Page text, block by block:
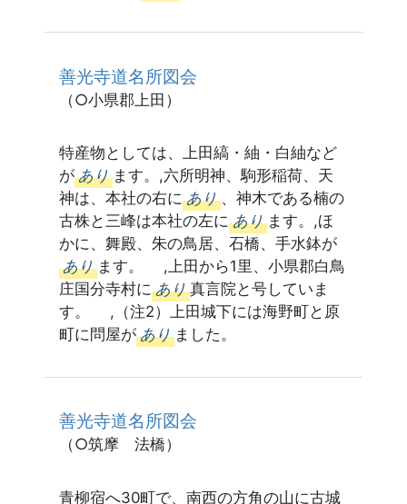
善光寺道名所図会
（○小県郡上田）
特産物としては、上田縞・紬・白紬など
が あり ます。,六所明神、駒形稲荷、天
神は、本社の右に あり 、神木である楠の
古株と三峰は本社の左に あり ます。,ほ
かに、舞殿、朱の鳥居、石橋、手水鉢が
あり ます。 ,上田から1里、小県郡白鳥
庄国分寺村に あり 真言院と号していま
す。 ,（注2）上田城下には海野町と原
町に問屋が あり ました。
善光寺道名所図会
（○筑摩 法橋）
青柳宿へ30町で、南西の方角の山に古城